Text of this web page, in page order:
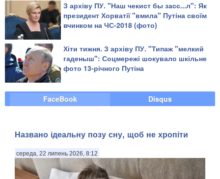
З архіву ПУ. "Наш чекист бы засс...л": Як
президент Хорватії "вмила" Путіна своїм
вчинком на ЧС-2018 (фото)
Хіти тижня. З архіву ПУ. "Типаж "мелкий
гаденыш": Соцмережі шокувало шкільне
фото 13-річного Путіна
FaceBook Disqus
Названо ідеальну позу сну, щоб не хропіти
середа, 22 липень 2026, 8:12